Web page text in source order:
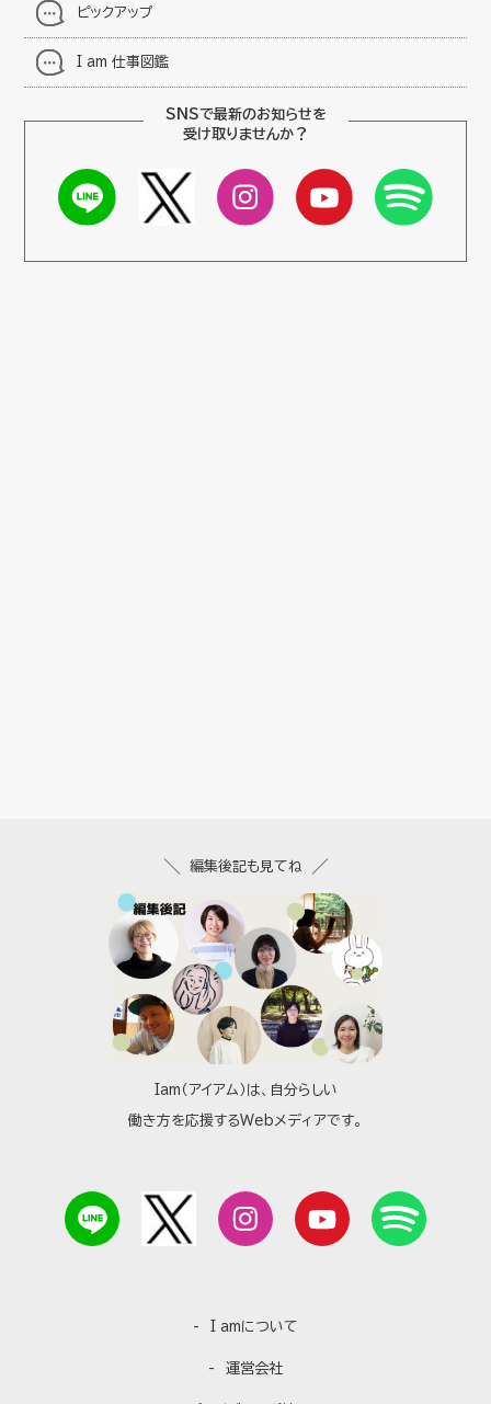
ピックアップ
I am 仕事図鑑
SNSで最新のお知らせを
受け取りませんか？
Iam（アイアム）は、自分らしい
働き方を応援するWebメディアです。
I amについて
運営会社
編集後記も見てね